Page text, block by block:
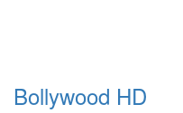
Bollywood HD